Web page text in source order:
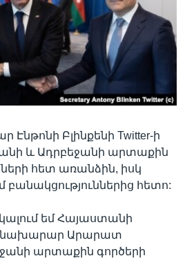
Բլինքենի Twitter-ի
և Ադրբեջանի արտաքին
հետ առանձին, իսկ
բանակցություններից հետո:
եմ Հայաստանի
նախարար Արարատ
արտաքին գործերի